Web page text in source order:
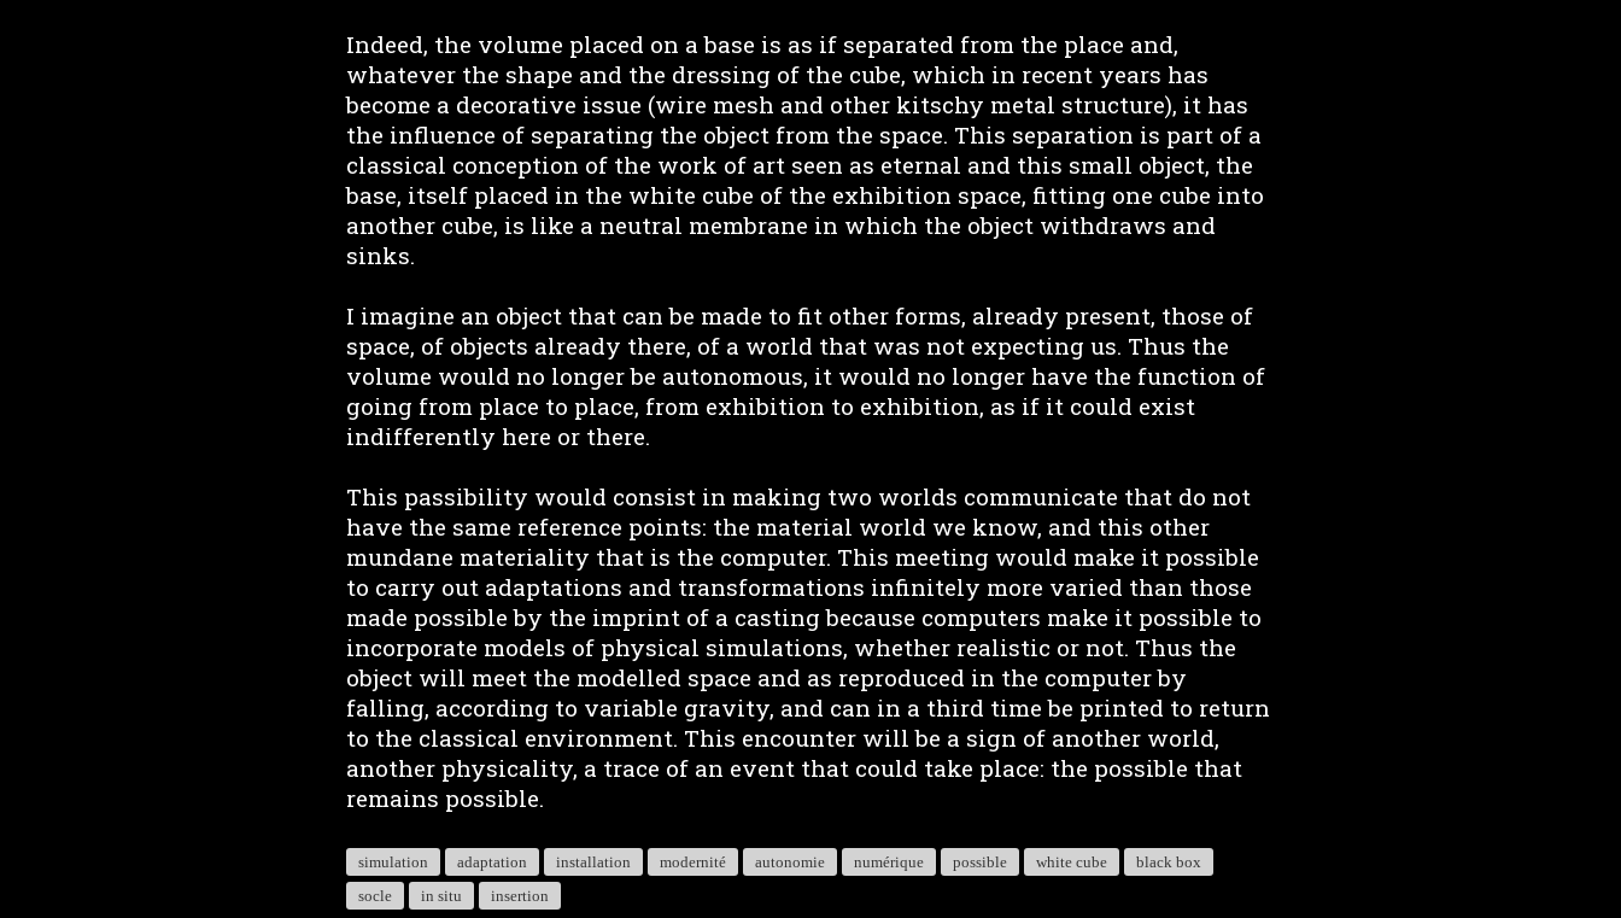
Indeed, the volume placed on a base is as if separated from the place and,
whatever the shape and the dressing of the cube, which in recent years has
become a decorative issue (wire mesh and other kitschy metal structure), it has
the influence of separating the object from the space. This separation is part of a
classical conception of the work of art seen as eternal and this small object, the
base, itself placed in the white cube of the exhibition space, fitting one cube into
another cube, is like a neutral membrane in which the object withdraws and
sinks.
I imagine an object that can be made to fit other forms, already present, those of
space, of objects already there, of a world that was not expecting us. Thus the
volume would no longer be autonomous, it would no longer have the function of
going from place to place, from exhibition to exhibition, as if it could exist
indifferently here or there.
This passibility would consist in making two worlds communicate that do not
have the same reference points: the material world we know, and this other
mundane materiality that is the computer. This meeting would make it possible
to carry out adaptations and transformations infinitely more varied than those
made possible by the imprint of a casting because computers make it possible to
incorporate models of physical simulations, whether realistic or not. Thus the
object will meet the modelled space and as reproduced in the computer by
falling, according to variable gravity, and can in a third time be printed to return
to the classical environment. This encounter will be a sign of another world,
another physicality, a trace of an event that could take place: the possible that
remains possible.
simulation adaptation installation modernité autonomie numérique possible white cube
black box
socle
in situ insertion